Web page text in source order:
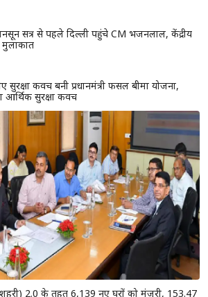
सत्र से पहले दिल्ली पहुंचे CM भजनलाल, केंद्रीय
मुलाकात